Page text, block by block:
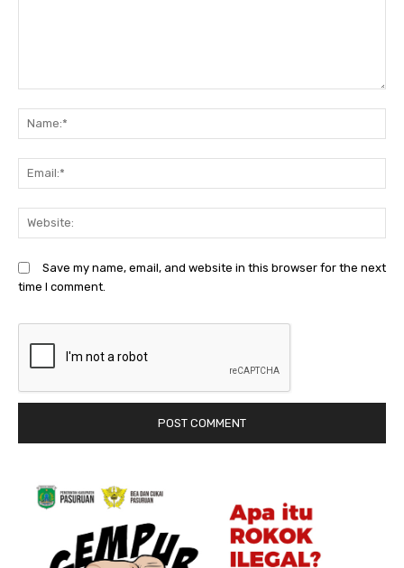
Save my name, email, and website in this browser for the next
time I comment.